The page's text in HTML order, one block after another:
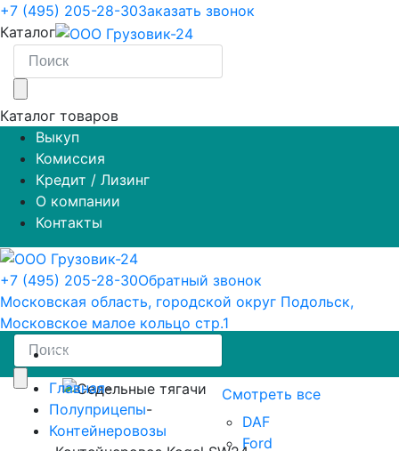
+7 (495) 205-28-30Заказать звонок
Каталог
Каталог товаров
Выкуп
Комиссия
Кредит / Лизинг
О компании
Контакты
+7 (495) 205-28-30Обратный звонок
Московская область, городской округ Подольск,
Московское малое кольцо стр.1
Седельные тягачи
Смотреть все
DAF
Ford
Главная-
Полуприцепы-
Контейнеровозы